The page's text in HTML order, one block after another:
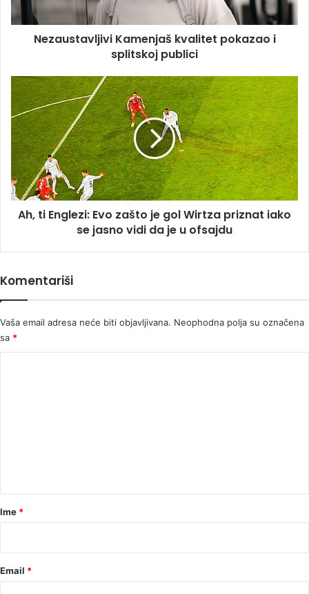
Nezaustavljivi Kamenjaš kvalitet pokazao i
splitskoj publici
Ah,
ti
Englezi:
Evo
zašto
je
gol
Wirtza
priznat
iako
je
u
Ah, ti Englezi: Evo zašto je gol Wirtza priznat iako
se jasno vidi da je u ofsajdu
Komentariši
Vaša email adresa neće biti objavljivana. Neophodna polja su označena
sa *
r
Ime *
Email *